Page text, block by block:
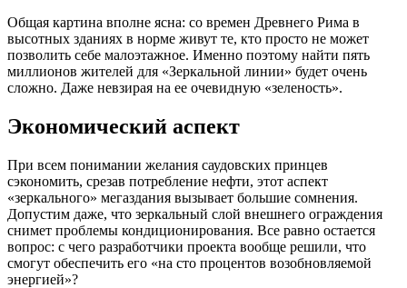
Общая картина вполне ясна: со времен Древнего Рима в
высотных зданиях в норме живут те, кто просто не может
позволить себе малоэтажное. Именно поэтому найти пять
миллионов жителей для «Зеркальной линии» будет очень
сложно. Даже невзирая на ее очевидную «зеленость».
Экономический аспект
При всем понимании желания саудовских принцев
сэкономить, срезав потребление нефти, этот аспект
«зеркального» мегаздания вызывает большие сомнения.
Допустим даже, что зеркальный слой внешнего ограждения
снимет проблемы кондиционирования. Все равно остается
вопрос: с чего разработчики проекта вообще решили, что
смогут обеспечить его «на сто процентов возобновляемой
энергией»?